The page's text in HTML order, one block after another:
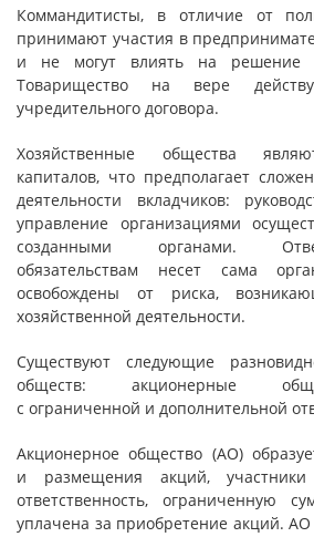
Коммандитисты, в отличие от
принимают участия в
и не могут влиять на решение
Товарищество на вере
учредительного договора.
Хозяйственные общества
капиталов, что предполагает
деятельности вкладчиков:
управление организациями
созданными органами.
обязательствам несет сама
освобождены от риска,
хозяйственной деятельности.
Существуют следующие
обществ: акционерные
с ограниченной и дополнительной
Акционерное общество (АО)
и размещения акций, участники
ответственность, ограниченную
уплачена за приобретение акций. АО